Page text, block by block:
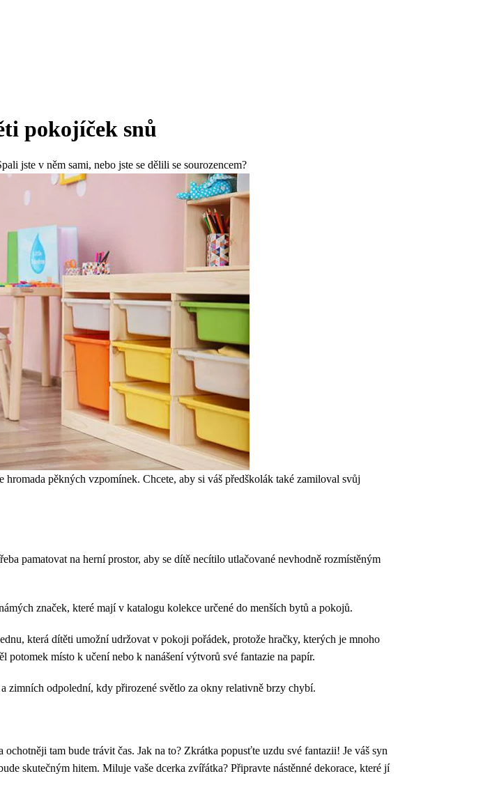
pokojíček snů
jste v něm sami, nebo jste se dělili se sourozencem?
pěkných vzpomínek. Chcete, aby si váš předškolák také zamiloval svůj
pamatovat na herní prostor, aby se dítě necítilo utlačované nevhodně rozmístěným
značek, které mají v katalogu kolekce určené do menších bytů a pokojů.
která dítěti umožní udržovat v pokoji pořádek, protože hračky, kterých je mnoho
místo k učení nebo k nanášení výtvorů své fantazie na papír.
zimních odpolední, kdy přirozené světlo za okny relativně brzy chybí.
tam bude trávit čas. Jak na to? Zkrátka popusťte uzdu své fantazii! Je váš syn
skutečným hitem. Miluje vaše dcerka zvířátka? Připravte nástěnné dekorace, které jí